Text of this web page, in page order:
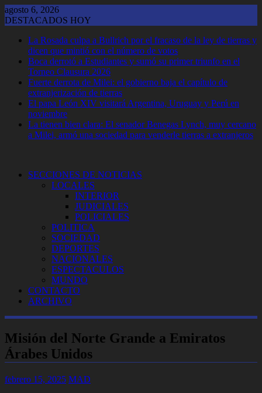
Saltar
al
agosto 6, 2026
DESTACADOS HOY
La Rosada culpa a Bullrich por el fracaso de la ley de tierras y
dicen que mintió con el número de votos
Boca derrotó a Estudiantes y sumó su primer triunfo en el
Torneo Clausura 2026
Fuerte derrota de Milei: el gobierno baja el capítulo de
extranjerización de tierras
El papa León XIV visitará Argentina, Uruguay y Perú en
noviembre
La tienen bien clara: El senador Benegas Lynch, muy cercano
a Milei, armó una sociedad para venderle tierras a extranjeros
SECCIONES DE NOTICIAS
LOCALES
INTERIOR
JUDICIALES
POLICIALES
POLITICA
SOCIEDAD
DEPORTES
NACIONALES
ESPECTACULOS
MUNDO
CONTACTO
ARCHIVO
Misión del Norte Grande a Emiratos
Árabes Unidos
febrero 15, 2025 MAD